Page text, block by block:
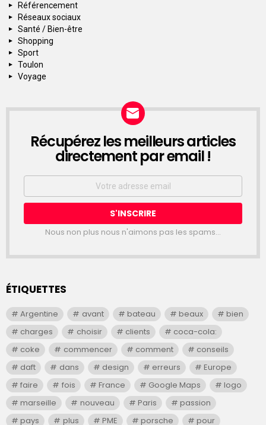
Référencement
Réseaux sociaux
Santé / Bien-être
Shopping
Sport
Toulon
Voyage
NEWSLETTER
Récupérez les meilleurs articles
directement par email !
Email
Nous non plus nous n'aimons pas les spams...
ÉTIQUETTES
Argentine avant bateau beaux
bien
charges
choisir clients
coca-cola:
coke
commencer comment
conseils
daft
dans design erreurs
Europe
faire
fois France Google Maps
logo
marseille
nouveau Paris
passion
pays
plus PME porsche pour